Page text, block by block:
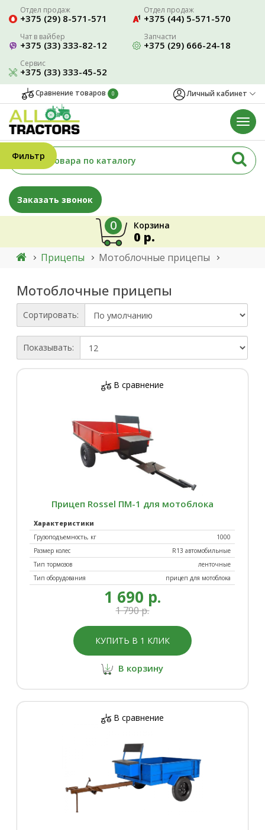
Отдел продаж
+375 (29) 8-571-571
Отдел продаж
+375 (44) 5-571-570
Чат в вайбер
+375 (33) 333-82-12
Запчасти
+375 (29) 666-24-18
Сервис
+375 (33) 333-45-52
Сравнение товаров 0 Личный кабинет
Заказать звонок
Корзина
0
0 р.
Прицепы Мотоблочные прицепы
Мотоблочные прицепы
Сортировать:
Показывать:
В сравнение
Прицеп Rossel ПM-1 для мотоблока
Характеристики
Грузоподъемность, кг
1000
Размер колес
R13 автомобильные
Тип тормозов
ленточные
Тип оборудования
прицеп для мотоблока
1 690 р.
1 790 р.
КУПИТЬ В 1 КЛИК
В корзину
В сравнение
Фильтр